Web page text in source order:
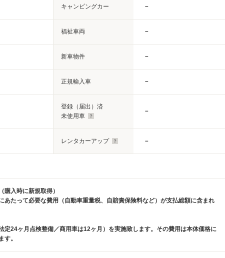
キャンピングカー －
福祉車両 －
新車物件 －
正規輸入車 －
登録（届出）済
未使用車
－
レンタカーアップ －
購入時に新規取得）
あたって必要な費用（自動車重量税、自賠責保険料など）が支払総額に含まれ
定24ヶ月点検整備／商用車は12ヶ月）を実施致します。その費用は本体価格に
す。